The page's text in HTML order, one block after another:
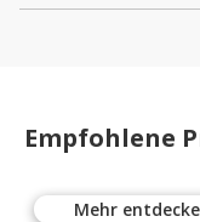
Empfohlene
Mehr